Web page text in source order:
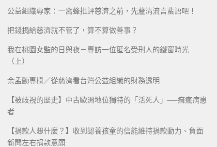
公益組織專家：一窩蜂批評慈濟之前，先釐清流言蜚語吧！
把錢捐給慈濟就不管了，算不算做善事？
我在桃園女監的日與夜－專訪一位匿名受刑人的鐵窗時光
（上）
余孟勳專欄／從慈濟看台灣公益組織的財務透明
【被歧視的歷史】中古歐洲地位獨特的「活死人」──痲瘋病患
者
【捐款人想什麼？】收到認養孩童的信能維持捐款動力、負面
新聞左右捐款意願